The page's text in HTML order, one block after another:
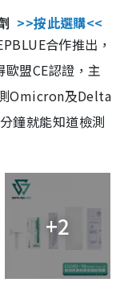
>>按此選購<<
合作推出，
盟CE認證，主
Omicron及Delta
鐘就能知道檢測
+2